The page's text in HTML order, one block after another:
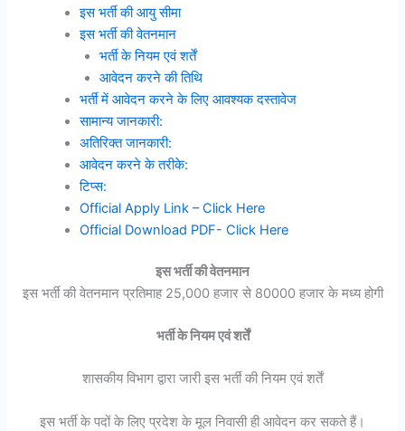
इस भर्ती की आयु सीमा
इस भर्ती की वेतनमान
भर्ती के नियम एवं शर्तें
आवेदन करने की तिथि
भर्ती में आवेदन करने के लिए आवश्यक दस्तावेज
सामान्य जानकारी:
अतिरिक्त जानकारी:
आवेदन करने के तरीके:
टिप्स:
Official Apply Link – Click Here
Official Download PDF- Click Here
इस भर्ती की वेतनमान
इस भर्ती की वेतनमान प्रतिमाह 25,000 हजार से 80000 हजार के मध्य होगी
भर्ती के नियम एवं शर्तें
शासकीय विभाग द्वारा जारी इस भर्ती की नियम एवं शर्तें
इस भर्ती के पदों के लिए प्रदेश के मूल निवासी ही आवेदन कर सकते हैं।